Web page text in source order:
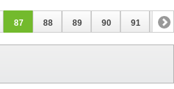
87 88 89 90 91 92